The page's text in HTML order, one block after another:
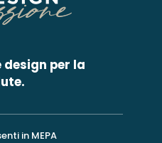
design per la
in MEPA